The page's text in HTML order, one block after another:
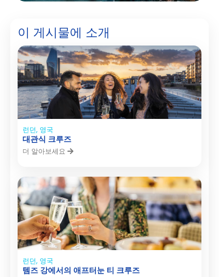
이 게시물에 소개
런던, 영국
대관식 크루즈
더 알아보세요
런던, 영국
템즈 강에서의 애프터눈 티 크루즈